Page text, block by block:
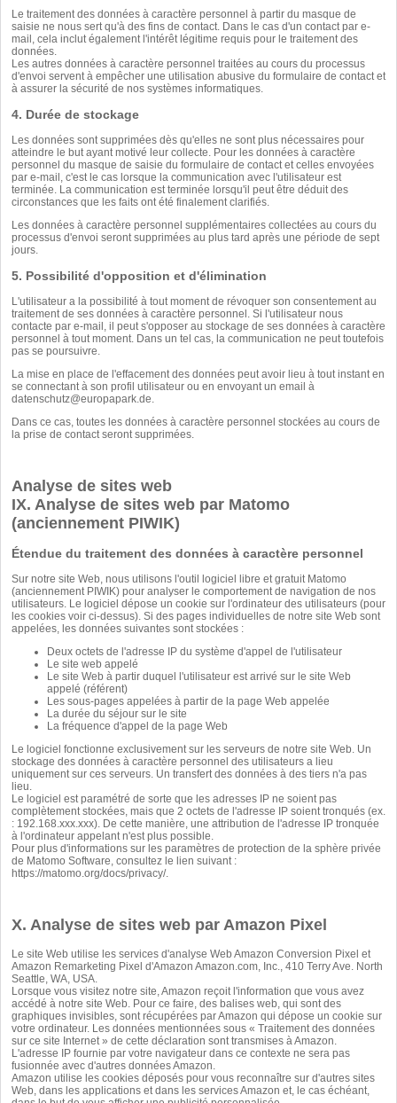
Le traitement des données à caractère personnel à partir du masque de
saisie ne nous sert qu'à des fins de contact. Dans le cas d'un contact par e-
mail, cela inclut également l'intérêt légitime requis pour le traitement des
données.
Les autres données à caractère personnel traitées au cours du processus
d'envoi servent à empêcher une utilisation abusive du formulaire de contact et
à assurer la sécurité de nos systèmes informatiques.
4. Durée de stockage
Les données sont supprimées dès qu'elles ne sont plus nécessaires pour
atteindre le but ayant motivé leur collecte. Pour les données à caractère
personnel du masque de saisie du formulaire de contact et celles envoyées
par e-mail, c'est le cas lorsque la communication avec l'utilisateur est
terminée. La communication est terminée lorsqu'il peut être déduit des
circonstances que les faits ont été finalement clarifiés.
Les données à caractère personnel supplémentaires collectées au cours du
processus d'envoi seront supprimées au plus tard après une période de sept
jours.
5. Possibilité d'opposition et d'élimination
L'utilisateur a la possibilité à tout moment de révoquer son consentement au
traitement de ses données à caractère personnel. Si l'utilisateur nous
contacte par e-mail, il peut s'opposer au stockage de ses données à caractère
personnel à tout moment. Dans un tel cas, la communication ne peut toutefois
pas se poursuivre.
La mise en place de l'effacement des données peut avoir lieu à tout instant en
se connectant à son profil utilisateur ou en envoyant un email à
datenschutz@europapark.de
Dans ce cas, toutes les données à caractère personnel stockées au cours de
la prise de contact seront supprimées.
Analyse de sites web
IX. Analyse de sites web par Matomo
(anciennement PIWIK)
Étendue du traitement des données à caractère personnel
Sur notre site Web, nous utilisons l'outil logiciel libre et gratuit Matomo
(anciennement PIWIK) pour analyser le comportement de navigation de nos
utilisateurs. Le logiciel dépose un cookie sur l'ordinateur des utilisateurs (pour
les cookies voir ci-dessus). Si des pages individuelles de notre site Web sont
appelées, les données suivantes sont stockées :
Deux octets de l'adresse IP du système d'appel de l'utilisateur
Le site web appelé
Le site Web à partir duquel l'utilisateur est arrivé sur le site Web
appelé (référent)
Les sous-pages appelées à partir de la page Web appelée
La durée du séjour sur le site
La fréquence d'appel de la page Web
Le logiciel fonctionne exclusivement sur les serveurs de notre site Web. Un
stockage des données à caractère personnel des utilisateurs a lieu
uniquement sur ces serveurs. Un transfert des données à des tiers n'a pas
lieu.
Le logiciel est paramétré de sorte que les adresses IP ne soient pas
complètement stockées, mais que 2 octets de l'adresse IP soient tronqués (ex.
: 192.168.xxx.xxx). De cette manière, une attribution de l'adresse IP tronquée
à l'ordinateur appelant n'est plus possible.
Pour plus d'informations sur les paramètres de protection de la sphère privée
de Matomo Software, consultez le lien suivant :
https://matomo.org/docs/privacy/.
X. Analyse de sites web par Amazon Pixel
Le site Web utilise les services d'analyse Web Amazon Conversion Pixel et
Amazon Remarketing Pixel d'Amazon Amazon.com , Inc., 410 Terry Ave. North
Seattle, WA, USA.
Lorsque vous visitez notre site, Amazon reçoit l'information que vous avez
accédé à notre site Web. Pour ce faire, des balises web, qui sont des
graphiques invisibles, sont récupérées par Amazon qui dépose un cookie sur
votre ordinateur. Les données mentionnées sous « Traitement des données
sur ce site Internet » de cette déclaration sont transmises à Amazon.
L'adresse IP fournie par votre navigateur dans ce contexte ne sera pas
fusionnée avec d'autres données Amazon.
Amazon utilise les cookies déposés pour vous reconnaître sur d'autres sites
Web, dans les applications et dans les services Amazon et, le cas échéant,